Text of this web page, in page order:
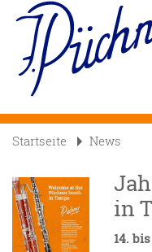
Direkt
zum
Inhalt
Startseite News
in
14.